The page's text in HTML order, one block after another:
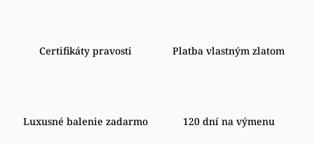
Certifikáty pravosti Platba vlastným zlatom
Luxusné balenie zadarmo 120 dní na výmenu